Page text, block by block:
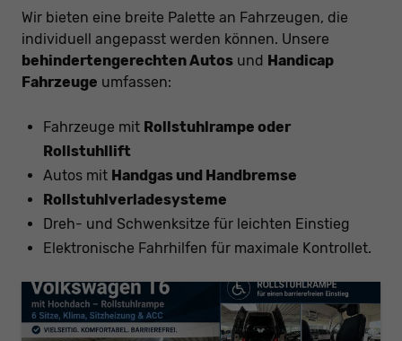
Wir bieten eine breite Palette an Fahrzeugen, die
individuell angepasst werden können. Unsere
behindertengerechten Autos und Handicap
Fahrzeuge umfassen:
Fahrzeuge mit Rollstuhlrampe oder
Rollstuhllift
Autos mit Handgas und Handbremse
Rollstuhlverladesysteme
Dreh- und Schwenksitze für leichten Einstieg
Elektronische Fahrhilfen für maximale Kontrollet.